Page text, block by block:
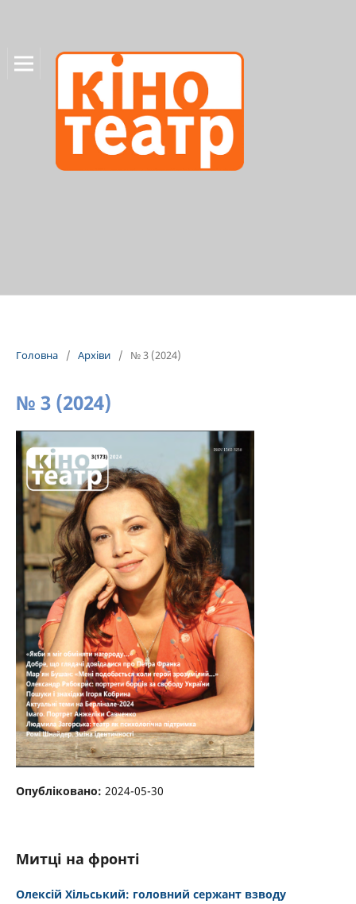
Головна / Архіви / № 3 (2024)
№ 3 (2024)
Опубліковано: 2024-05-30
Митці на фронті
Олексій Хільський: головний сержант взводу